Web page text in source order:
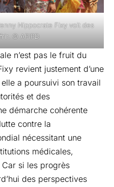
Hippocrate Fixy voit des
© APIPD
n’est pas le fruit du
revient justement d’une
a poursuivi son travail
et des
démarche cohérente
contre la
nécessitant une
médicales,
si les progrès
des perspectives